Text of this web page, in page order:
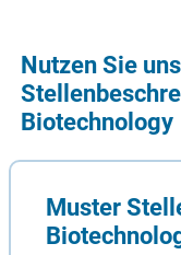
Nutzen Sie
Biotechnology
Muster